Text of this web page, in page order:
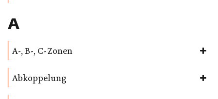
A
A-, B-, C-Zonen
Abkoppelung